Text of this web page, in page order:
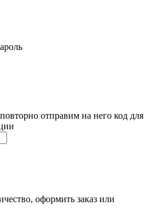
отправим на него код для
оформить заказ или